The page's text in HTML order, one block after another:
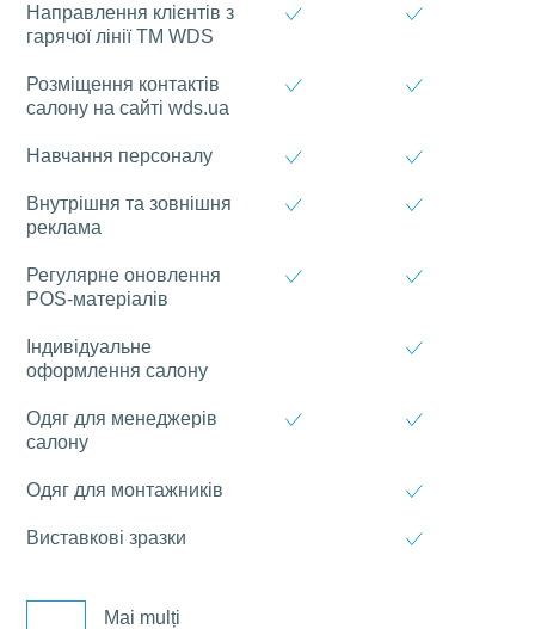
Направлення клієнтів з
гарячої лінії ТМ WDS
Розміщення контактів
салону на сайті wds.ua
Навчання персоналу
Внутрішня та зовнішня
реклама
Регулярне оновлення
POS-матеріалів
Індивідуальне
оформлення салону
Одяг для менеджерів
салону
Одяг для монтажників
Виставкові зразки
Mai mulți